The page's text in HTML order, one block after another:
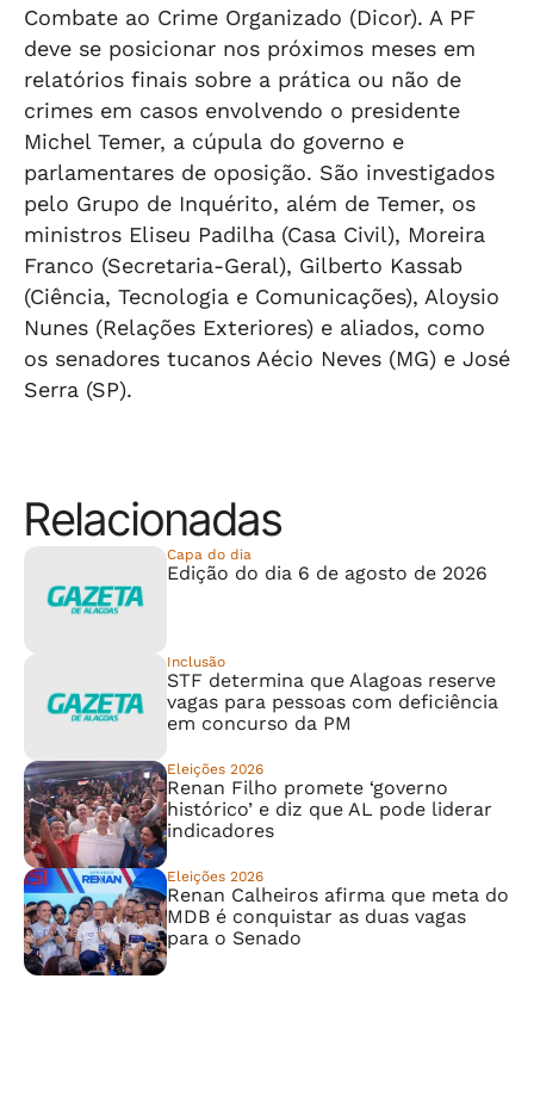
Combate ao Crime Organizado (Dicor). A PF
deve se posicionar nos próximos meses em
relatórios finais sobre a prática ou não de
crimes em casos envolvendo o presidente
Michel Temer, a cúpula do governo e
parlamentares de oposição. São investigados
pelo Grupo de Inquérito, além de Temer, os
ministros Eliseu Padilha (Casa Civil), Moreira
Franco (Secretaria-Geral), Gilberto Kassab
(Ciência, Tecnologia e Comunicações), Aloysio
Nunes (Relações Exteriores) e aliados, como
os senadores tucanos Aécio Neves (MG) e José
Serra (SP).
Relacionadas
Capa do dia
Edição do dia 6 de agosto de 2026
Inclusão
STF determina que Alagoas reserve
vagas para pessoas com deficiência
em concurso da PM
Eleições 2026
Renan Filho promete ‘governo
histórico’ e diz que AL pode liderar
indicadores
Eleições 2026
Renan Calheiros afirma que meta do
MDB é conquistar as duas vagas
para o Senado